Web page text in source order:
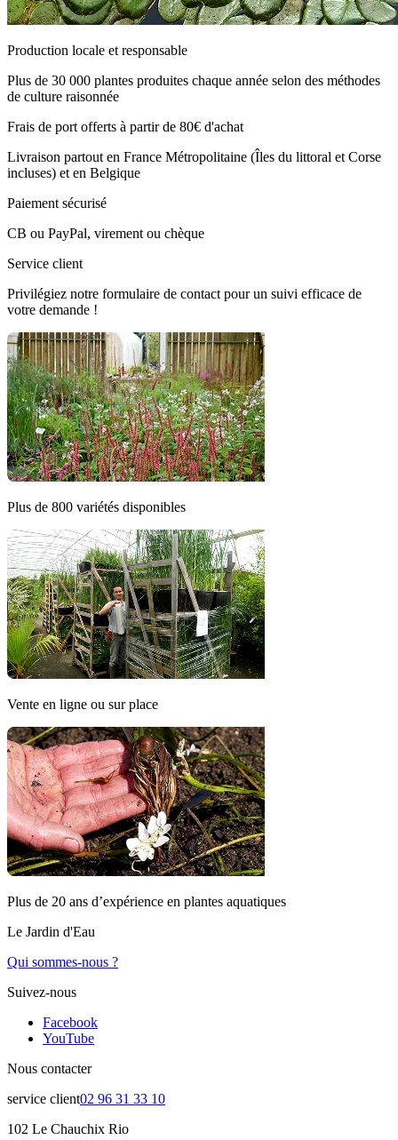
Production locale et responsable
Plus de 30 000 plantes produites chaque année selon des méthodes
de culture raisonnée
Frais de port offerts à partir de 80€ d'achat
Livraison partout en France Métropolitaine (Îles du littoral et Corse
incluses) et en Belgique
Paiement sécurisé
CB ou PayPal, virement ou chèque
Service client
Privilégiez notre formulaire de contact pour un suivi efficace de
votre demande !
Plus de 800 variétés disponibles
Vente en ligne ou sur place
Plus de 20 ans d’expérience en plantes aquatiques
Le Jardin d'Eau
Qui sommes-nous ?
Suivez-nous
Facebook
YouTube
Nous contacter
service client02 96 31 33 10
102 Le Chauchix Rio